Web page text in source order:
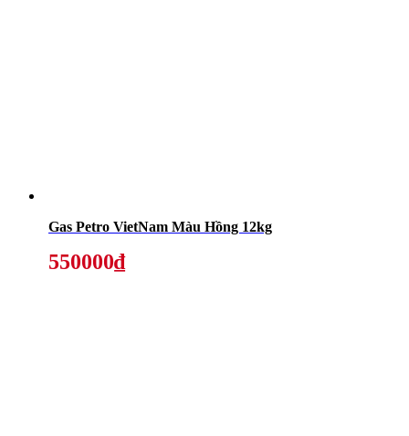
Gas Petro VietNam Màu Hồng 12kg
550000₫